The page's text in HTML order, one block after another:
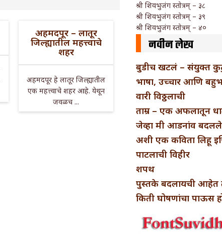
अहमदपूर – लातूर
जिल्ह्यातील महत्त्वाचे
शहर
अहमदपूर हे लातूर जिल्ह्यातील
एक महत्त्वाचे शहर आहे. येथून
जवळच ...
श्री शिवभुजंग स्तोत्रम् – ३८
श्री शिवभुजंग स्तोत्रम् – ३९
श्री शिवभुजंग स्तोत्रम् – ४०
नवीन लेख
बुडीच खटलं – संयुक्त
भाषा, उच्चार आणि
वारी विठ्ठलाची
ताम्र – एक अफलातून
जेव्हा मी आडनांव बदलले
अशी एक कविता लिहू
पाटलाची विहीर
शपथ
पुस्तके बदलायची आहेत
किती घोषणांचा पाऊस